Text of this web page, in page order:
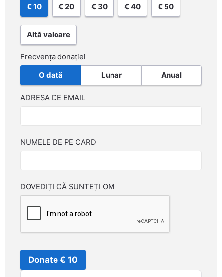
€ 10 € 20 € 30 € 40 € 50
Altă valoare
Frecvența donației
O dată Lunar Anual
ADRESA DE EMAIL
NUMELE DE PE CARD
DOVEDIȚI CĂ SUNTEȚI OM
Donate € 10